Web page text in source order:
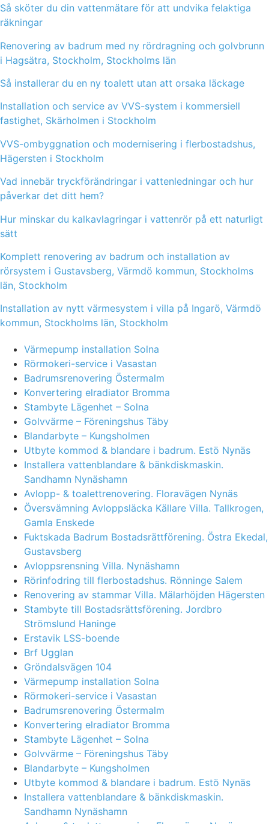
Så sköter du din vattenmätare för att undvika felaktiga
räkningar
Renovering av badrum med ny rördragning och golvbrunn
i Hagsätra, Stockholm, Stockholms län
Så installerar du en ny toalett utan att orsaka läckage
Installation och service av VVS-system i kommersiell
fastighet, Skärholmen i Stockholm
VVS-ombyggnation och modernisering i flerbostadshus,
Hägersten i Stockholm
Vad innebär tryckförändringar i vattenledningar och hur
påverkar det ditt hem?
Hur minskar du kalkavlagringar i vattenrör på ett naturligt
sätt
Komplett renovering av badrum och installation av
rörsystem i Gustavsberg, Värmdö kommun, Stockholms
län, Stockholm
Installation av nytt värmesystem i villa på Ingarö, Värmdö
kommun, Stockholms län, Stockholm
Värmepump installation Solna
Rörmokeri-service i Vasastan
Badrumsrenovering Östermalm
Konvertering elradiator Bromma
Stambyte Lägenhet – Solna
Golvvärme – Föreningshus Täby
Blandarbyte – Kungsholmen
Utbyte kommod & blandare i badrum. Estö Nynäs
Installera vattenblandare & bänkdiskmaskin.
Sandhamn Nynäshamn
Avlopp- & toalettrenovering. Floravägen Nynäs
Översvämning Avloppsläcka Källare Villa. Tallkrogen,
Gamla Enskede
Fuktskada Badrum Bostadsrättförening. Östra Ekedal,
Gustavsberg
Avloppsrensning Villa. Nynäshamn
Rörinfodring till flerbostadshus. Rönninge Salem
Renovering av stammar Villa. Mälarhöjden Hägersten
Stambyte till Bostadsrättsförening. Jordbro
Strömslund Haninge
Erstavik LSS-boende
Brf Ugglan
Gröndalsvägen 104
Värmepump installation Solna
Rörmokeri-service i Vasastan
Badrumsrenovering Östermalm
Konvertering elradiator Bromma
Stambyte Lägenhet – Solna
Golvvärme – Föreningshus Täby
Blandarbyte – Kungsholmen
Utbyte kommod & blandare i badrum. Estö Nynäs
Installera vattenblandare & bänkdiskmaskin.
Sandhamn Nynäshamn